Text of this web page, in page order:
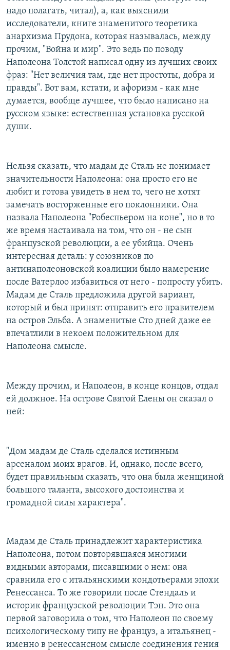
надо полагать, читал), а, как выяснили
исследователи, книге знаменитого теоретика
анархизма Прудона, которая называлась, между
прочим, "Война и мир". Это ведь по поводу
Наполеона Толстой написал одну из лучших своих
фраз: "Нет величия там, где нет простоты, добра и
правды". Вот вам, кстати, и афоризм - как мне
думается, вообще лучшее, что было написано на
русском языке: естественная установка русской
души.
Нельзя сказать, что мадам де Сталь не понимает
значительности Наполеона: она просто его не
любит и готова увидеть в нем то, чего не хотят
замечать восторженные его поклонники. Она
назвала Наполеона "Робеспьером на коне", но в то
же время настаивала на том, что он - не сын
французской революции, а ее убийца. Очень
интересная деталь: у союзников по
антинаполеоновской коалиции было намерение
после Ватерлоо избавиться от него - попросту убить.
Мадам де Сталь предложила другой вариант,
который и был принят: отправить его правителем
на остров Эльба. А знаменитые Сто дней даже ее
впечатлили в некоем положительном для
Наполеона смысле.
Между прочим, и Наполеон, в конце концов, отдал
ей должное. На острове Святой Елены он сказал о
ней:
"Дом мадам де Сталь сделался истинным
арсеналом моих врагов. И, однако, после всего,
будет правильным сказать, что она была женщиной
большого таланта, высокого достоинства и
громадной силы характера".
Мадам де Сталь принадлежит характеристика
Наполеона, потом повторявшаяся многими
видными авторами, писавшими о нем: она
сравнила его с итальянскими кондотьерами эпохи
Ренессанса. То же говорили после Стендаль и
историк французской революции Тэн. Это она
первой заговорила о том, что Наполеон по своему
психологическому типу не француз, а итальянец -
именно в ренессансном смысле соединения гения